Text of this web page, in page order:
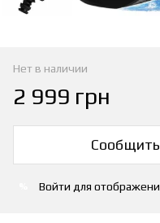
Нет в наличии
2 999 грн
Войти для